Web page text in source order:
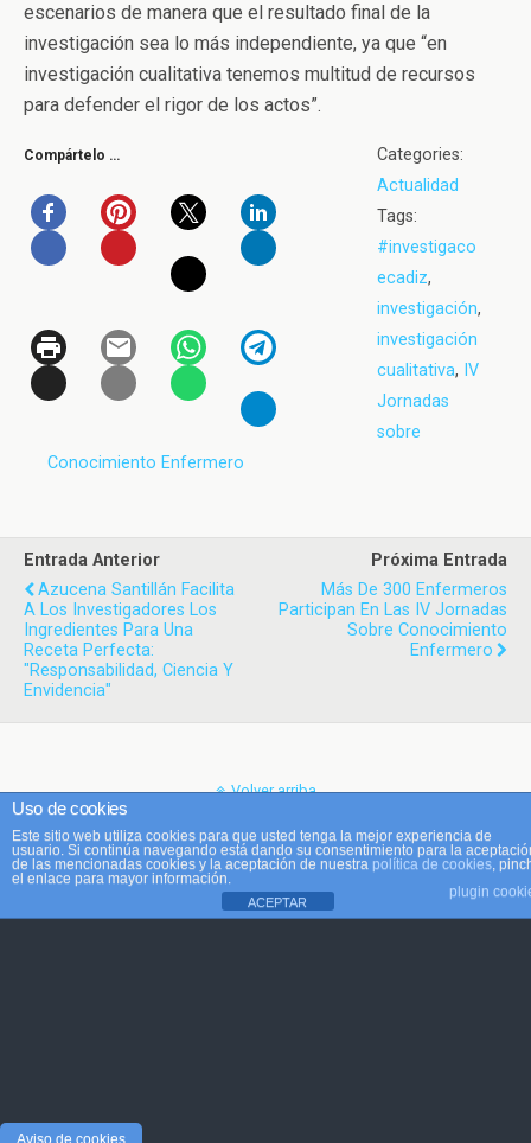
escenarios de manera que el resultado final de la
investigación sea lo más independiente, ya que “en
investigación cualitativa tenemos multitud de recursos
para defender el rigor de los actos”.
Compártelo …
Categories:
Actualidad
Tags:
#investigaco
ecadiz,
investigación,
investigación
cualitativa, IV
Jornadas
sobre
Conocimiento Enfermero
Entrada Anterior
Azucena Santillán Facilita
A Los Investigadores Los
Ingredientes Para Una
Receta Perfecta:
"Responsabilidad, Ciencia Y
Envidencia"
Próxima Entrada
Más De 300 Enfermeros
Participan En Las IV Jornadas
Sobre Conocimiento
Enfermero
Volver arriba
Móvil Escritorio
Uso de cookies
Este sitio web utiliza cookies para que usted tenga la mejor experiencia de
usuario. Si continúa navegando está dando su consentimiento para la
de las mencionadas cookies y la aceptación de nuestra política de cookies,
el enlace para mayor información.
plugin
ACEPTAR
Aviso de cookies